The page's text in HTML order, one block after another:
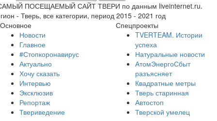
ПОСЕЩАЕМЫЙ САЙТ ТВЕРИ по данным liveinternet.ru.
- Тверь, все категории, период 2015 - 2021 год
Основное
Новости
Главное
#Стопкоронавирус
Актуально
Хочу сказать
Интервью
Эксклюзив
Репортаж
Твериведение
Спецпроекты
TVERTEAM. Истории
успеха
Натуральные новости
АтомЭнергоСбыт
разъясняет
Квадратные метры
Тверь старинная
Автостоп
Тверской умелец